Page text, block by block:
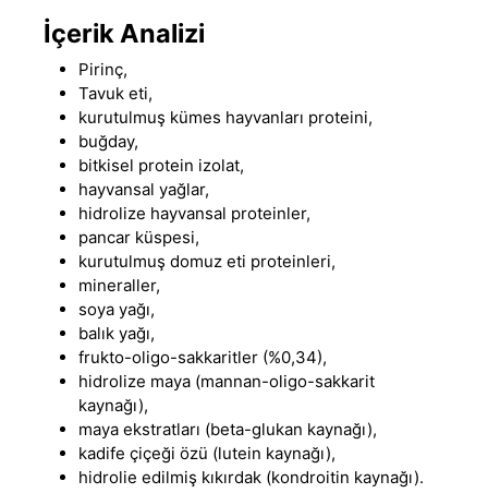
İçerik Analizi
Pirinç,
Tavuk eti,
kurutulmuş kümes hayvanları proteini,
buğday,
bitkisel protein izolat,
hayvansal yağlar,
hidrolize hayvansal proteinler,
pancar küspesi,
kurutulmuş domuz eti proteinleri,
mineraller,
soya yağı,
balık yağı,
frukto-oligo-sakkaritler (%0,34),
hidrolize maya (mannan-oligo-sakkarit
kaynağı),
maya ekstratları (beta-glukan kaynağı),
kadife çiçeği özü (lutein kaynağı),
hidrolie edilmiş kıkırdak (kondroitin kaynağı).